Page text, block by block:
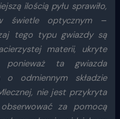
ilością pyłu sprawiło,
świetle optycznym–
tego typu gwiazdy są
materii, ukryte
ponieważ ta gwiazda
odmiennym składzie
nie jest przykryta
za pomocą